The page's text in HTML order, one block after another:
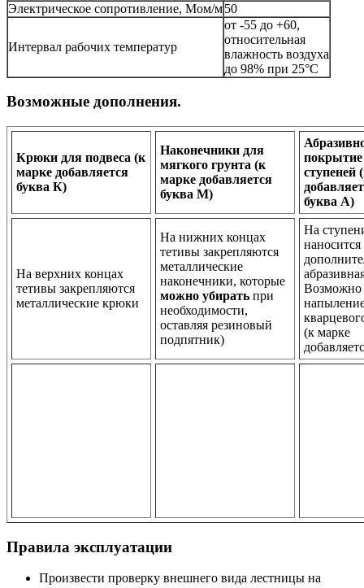
Электрическое сопротивление, Мом/м50
Интервал рабочих температур
от -55 до +60,
относительная
влажность воздуха
до 98% при 25°С
Возможные дополнения.
Крюки для подвеса (к
марке добавляется
буква К)
Наконечники для
мягкого грунта (к
марке добавляется
буква М)
покрытие
ступеней
буква А)
На верхних концах
тетивы закрепляются
металлические крюки
На нижних концах
тетивы закрепляются
металлические
наконечники, которые
можно убирать при
необходимости,
оставляя резиновый
подпятник)
На
наносится
Возможно
(к марке
Правила эксплуатации
Произвести проверку внешнего вида лестницы на